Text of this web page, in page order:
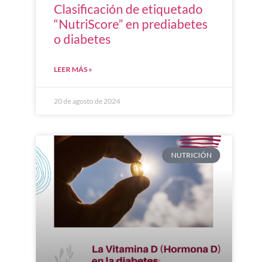
Clasificación de etiquetado
“NutriScore” en prediabetes
o diabetes
LEER MÁS »
20 de agosto de 2024
NUTRICIÓN